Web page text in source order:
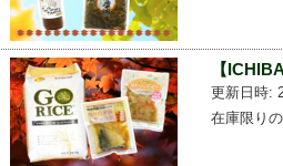
【
更新日時:
在庫限り